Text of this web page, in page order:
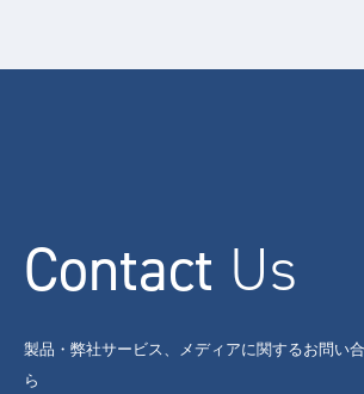
Contact Us
製品・弊社サービス、メディアに関するお問い
ら